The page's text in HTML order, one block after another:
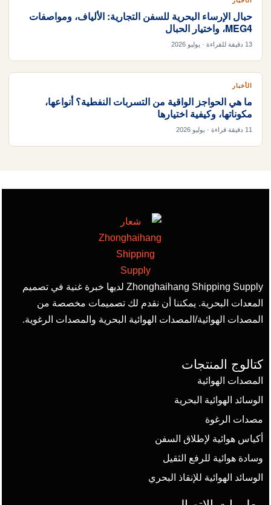
حبال الإرساء البحرية للسفن التجارية: الألياف، ومواصفات
MEG4، واختيار الحبال
13 دقيقة للقراءة · يوليو 2026
الأخبار
ما هي الحواجز الواقية من التسربات النفطية؟ أنواعها،
مكوناتها، وكيفية اختيارها
11 دقيقة قراءة · يوليو 2026
Zhonghaihang Shipping Supply لديها خبرة غنية في تصميم
المعدات البحرية. يمكننا أن نقدم لك تصميمات مخصصة من
المصدات الهوائية/المصدات الهوائية البحرية والمصدات الرغوية.
كتالوج المنتجات
المصدات الهوائية
الوسائد الهوائية البحرية
مصدات الرغوة
أكياس هوائية لإطلاق السفن
وسادة هوائية للرفع الثقيل
الوسائد الهوائية للإنقاذ البحري